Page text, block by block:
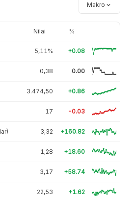
Makro
Nilai %
5,11% +0.08
0,38 0.00
3.474,50 +0.86
17 -0.03
3,32 +160.82
1,28 +18.60
3,17 +58.74
22,53 +1.62